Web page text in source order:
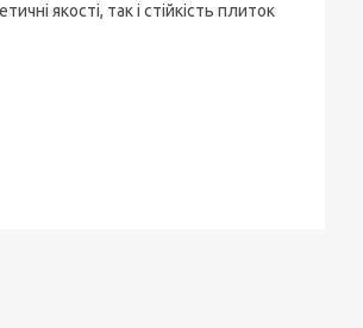
якості, так і стійкість плиток